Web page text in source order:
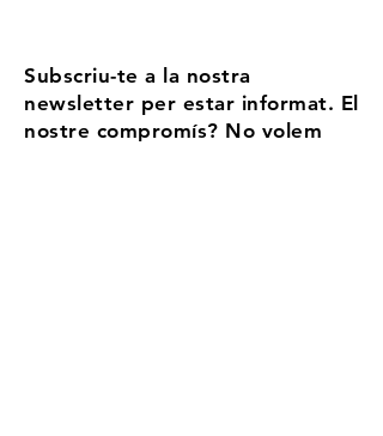
Subscriu-te a la nostra
newsletter per estar informat. El
nostre compromís? No volem